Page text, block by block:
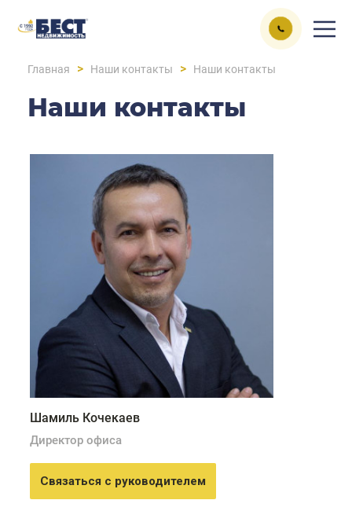
Главная > Наши контакты > Наши контакты
Наши контакты
Шамиль Кочекаев
Директор офиса
Связаться с руководителем